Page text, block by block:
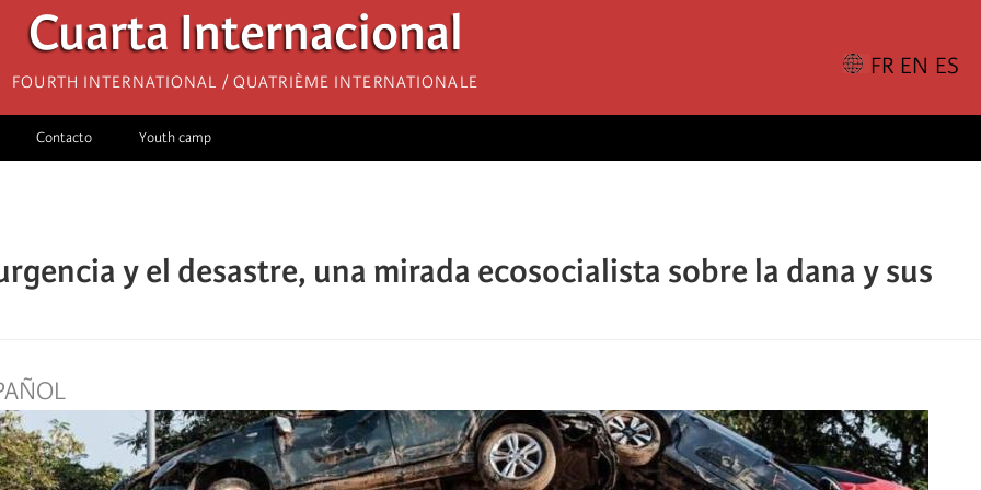
Cuarta Internacional
Fourth International / Quatrième internationale
Contacto Youth camp
y el desastre, una mirada ecosocialista sobre la dana y sus